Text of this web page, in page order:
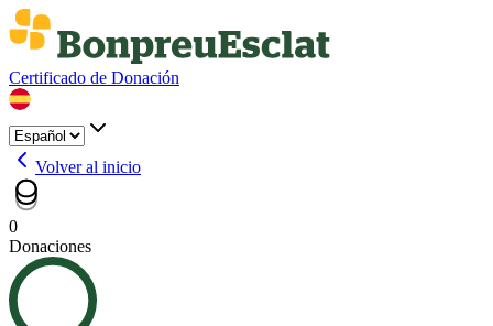
Certificado de Donación
Volver al inicio
0
Donaciones